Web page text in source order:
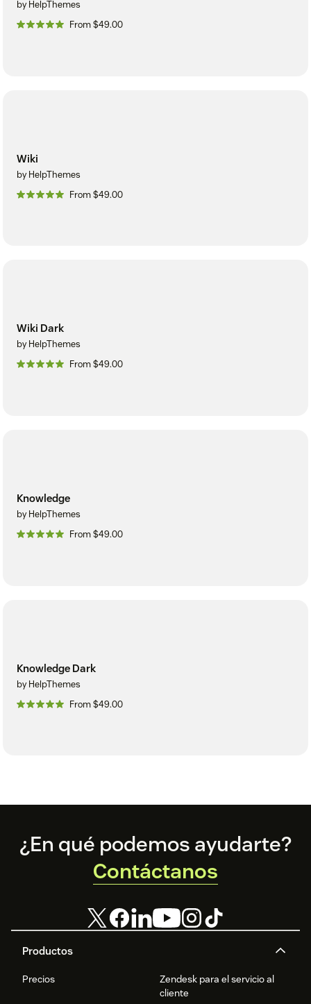
by HelpThemes
From $49.00
Wiki
by HelpThemes
From $49.00
Wiki Dark
by HelpThemes
From $49.00
Knowledge
by HelpThemes
From $49.00
Knowledge Dark
by HelpThemes
From $49.00
Footer
Productos
Precios
Zendesk para el servicio al
cliente
¿En qué podemos ayudarte?
Contáctanos